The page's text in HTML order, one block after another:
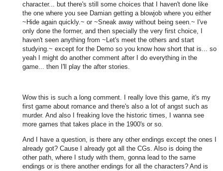
character... but there's still some choices that I haven't done like
the one where you see Damian getting a blowjob where you either
~Hide again quickly.~ or ~Sneak away without being seen.~ I've
only done the former, and then specially the very first choice, I
haven't seen anything from ~Let's meet the others and start
studying.~ except for the Demo so you know how short that is... so
yeah I might do another comment after I do everything in the
game... then I'll play the after stories.
Wow this is such a long comment. I really love this game, it's my
first game about romance and there's also a lot of angst such as
murder. And also I freaking love the historic times, I wanna see
more games that takes place in the 1900's or so.
And I have a question, is there any other endings except the ones I
already got? Cause I already got all the CGs. Also is doing the
other path, where I study with them, gonna lead to the same
endings or is there another endings for all the characters? And is